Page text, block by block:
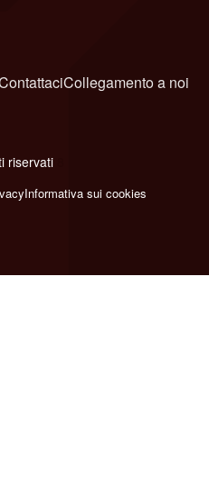
Collegamento a noi
riservati
Informativa sui cookies